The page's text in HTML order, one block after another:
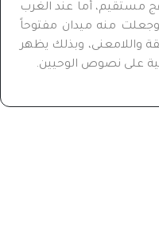
مستقيم، أما عند الغرب
منه ميدان مفتوحاً
واللامعنى، وبذلك يظهر
على نصوص الوحيين.